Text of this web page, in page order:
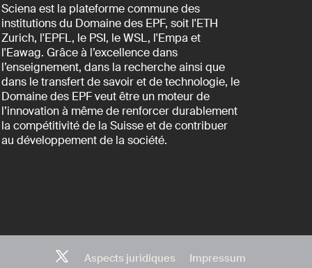
Sciena est la plateforme commune des
institutions du Domaine des EPF, soit l'ETH
Zurich, l'EPFL, le PSI, le WSL, l'Empa et
l'Eawag. Grâce à l’excellence dans
l’enseignement, dans la recherche ainsi que
dans le transfert de savoir et de technologie, le
Domaine des EPF veut être un moteur de
l’innovation à même de renforcer durablement
la compétitivité de la Suisse et de contribuer
au développement de la société.
Aspects juridiques Impressum